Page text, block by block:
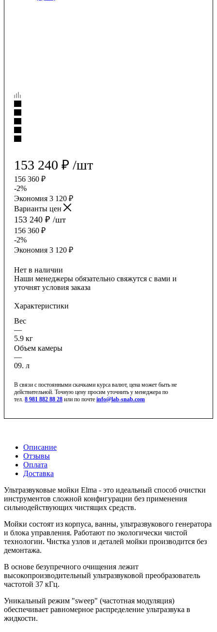
153 240 ₽ /шт
156 360 ₽
-2%
Экономия 3 120 ₽
Варианты цен
153 240 ₽ /шт
156 360 ₽
-2%
Экономия 3 120 ₽
Нет в наличии
Наши менеджеры обязательно свяжутся с вами и
уточнят условия заказа
Характеристики
Вес
—
5.9 кг
Объем камеры
—
09. л
В связи с постоянными скачками курса валют, цена может быть не
действительной. Точную цену просим уточнить у менеджера по
тел. 8 981 882 88 28 или по почте info@lab-snab.com
Описание
Отзывы
Оплата
Доставка
Ультразвуковые мойки Elma - это идеальный способ очистки
инструментов сложной конфигурации без применения
сильнодействующих чистящих средств.
Мойки состоят из корпуса, ванны, ультразвукового генератора
и блока управления. Работают по экологически чистой
технологии. Чистка узлов и деталей мойки производится без
демонтажа.
В основе безупречного очищения лежит
высокопроизводительный ультразвуковой преобразователь
частотой 37 кГц.
Уникальный режим "sweep" (частотная модуляция)
обеспечивает равномерное распределение ультразвука в
жидкости.